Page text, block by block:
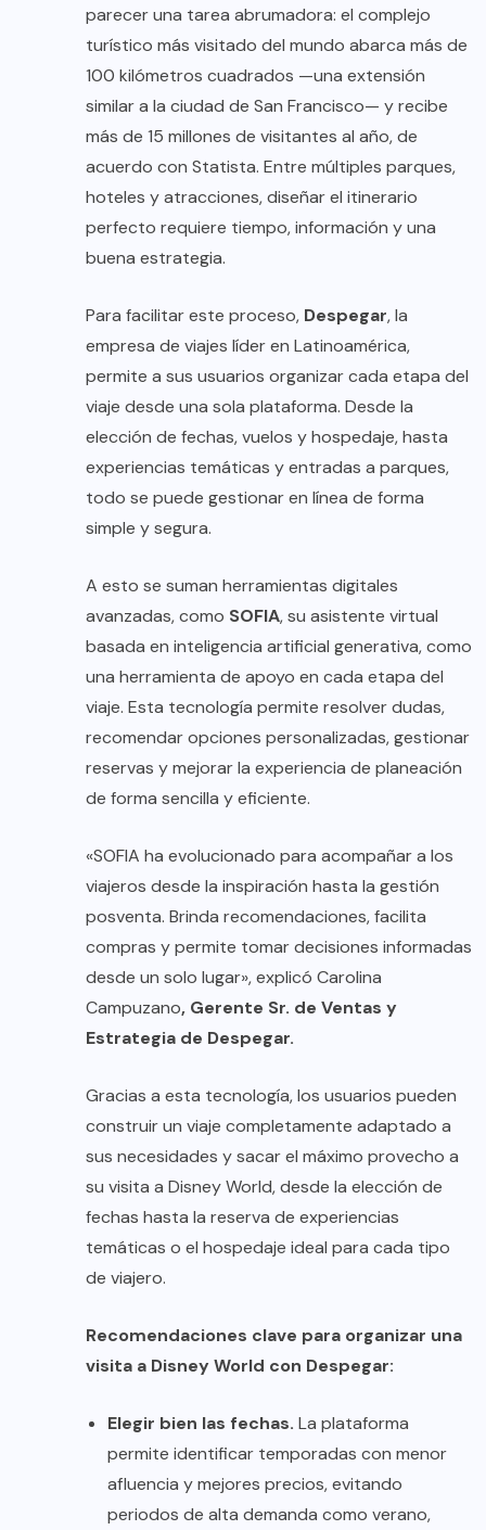
parecer una tarea abrumadora: el complejo
turístico más visitado del mundo abarca más de
100 kilómetros cuadrados —una extensión
similar a la ciudad de San Francisco— y recibe
más de 15 millones de visitantes al año, de
acuerdo con Statista. Entre múltiples parques,
hoteles y atracciones, diseñar el itinerario
perfecto requiere tiempo, información y una
buena estrategia.
Para facilitar este proceso, Despegar, la
empresa de viajes líder en Latinoamérica,
permite a sus usuarios organizar cada etapa del
viaje desde una sola plataforma. Desde la
elección de fechas, vuelos y hospedaje, hasta
experiencias temáticas y entradas a parques,
todo se puede gestionar en línea de forma
simple y segura.
A esto se suman herramientas digitales
avanzadas, como SOFIA, su asistente virtual
basada en inteligencia artificial generativa, como
una herramienta de apoyo en cada etapa del
viaje. Esta tecnología permite resolver dudas,
recomendar opciones personalizadas, gestionar
reservas y mejorar la experiencia de planeación
de forma sencilla y eficiente.
«SOFIA ha evolucionado para acompañar a los
viajeros desde la inspiración hasta la gestión
posventa. Brinda recomendaciones, facilita
compras y permite tomar decisiones informadas
desde un solo lugar», explicó Carolina
Campuzano, Gerente Sr. de Ventas y
Estrategia de Despegar.
Gracias a esta tecnología, los usuarios pueden
construir un viaje completamente adaptado a
sus necesidades y sacar el máximo provecho a
su visita a Disney World, desde la elección de
fechas hasta la reserva de experiencias
temáticas o el hospedaje ideal para cada tipo
de viajero.
Recomendaciones clave para organizar una
visita a Disney World con Despegar:
Elegir bien las fechas. La plataforma
permite identificar temporadas con menor
afluencia y mejores precios, evitando
periodos de alta demanda como verano,